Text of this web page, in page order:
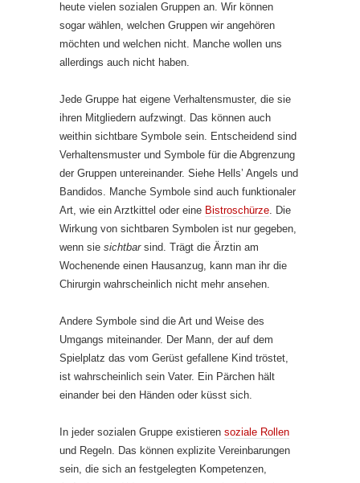
heute vielen sozialen Gruppen an. Wir können
sogar wählen, welchen Gruppen wir angehören
möchten und welchen nicht. Manche wollen uns
allerdings auch nicht haben.
Jede Gruppe hat eigene Verhaltensmuster, die sie
ihren Mitgliedern aufzwingt. Das können auch
weithin sichtbare Symbole sein. Entscheidend sind
Verhaltensmuster und Symbole für die Abgrenzung
der Gruppen untereinander. Siehe Hells’ Angels und
Bandidos. Manche Symbole sind auch funktionaler
Art, wie ein Arztkittel oder eine Bistroschürze . Die
Wirkung von sichtbaren Symbolen ist nur gegeben,
wenn sie sichtbarsind. Trägt die Ärztin am
Wochenende einen Hausanzug, kann man ihr die
Chirurgin wahrscheinlich nicht mehr ansehen.
Andere Symbole sind die Art und Weise des
Umgangs miteinander. Der Mann, der auf dem
Spielplatz das vom Gerüst gefallene Kind tröstet,
ist wahrscheinlich sein Vater. Ein Pärchen hält
einander bei den Händen oder küsst sich.
In jeder sozialen Gruppe existieren soziale Rollen
und Regeln. Das können explizite Vereinbarungen
sein, die sich an festgelegten Kompetenzen,